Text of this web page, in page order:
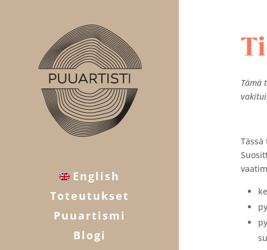
English
Toteutukset
Puuartismi
Blogi
Tämä